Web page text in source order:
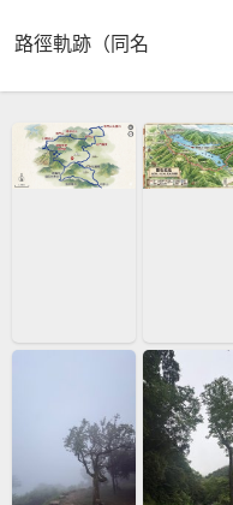
路徑軌跡（同名